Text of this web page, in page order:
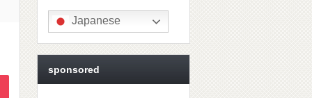
Japanese
sponsored